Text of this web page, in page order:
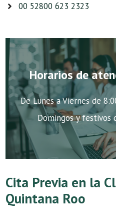
00 52800 623 2323
Horarios de
De Lunes a Viernes de
Domingos y festivos
Cita Previa en la
Quintana Roo